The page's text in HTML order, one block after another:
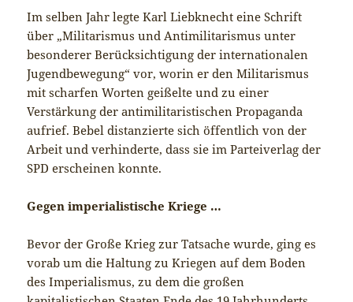
Im selben Jahr legte Karl Liebknecht eine Schrift
über „Militarismus und Antimilitarismus unter
besonderer Berücksichtigung der internationalen
Jugendbewegung“ vor, worin er den Militarismus
mit scharfen Worten geißelte und zu einer
Verstärkung der antimilitaristischen Propaganda
aufrief. Bebel distanzierte sich öffentlich von der
Arbeit und verhinderte, dass sie im Parteiverlag der
SPD erscheinen konnte.
Gegen imperialistische Kriege …
Bevor der Große Krieg zur Tatsache wurde, ging es
vorab um die Haltung zu Kriegen auf dem Boden
des Imperialismus, zu dem die großen